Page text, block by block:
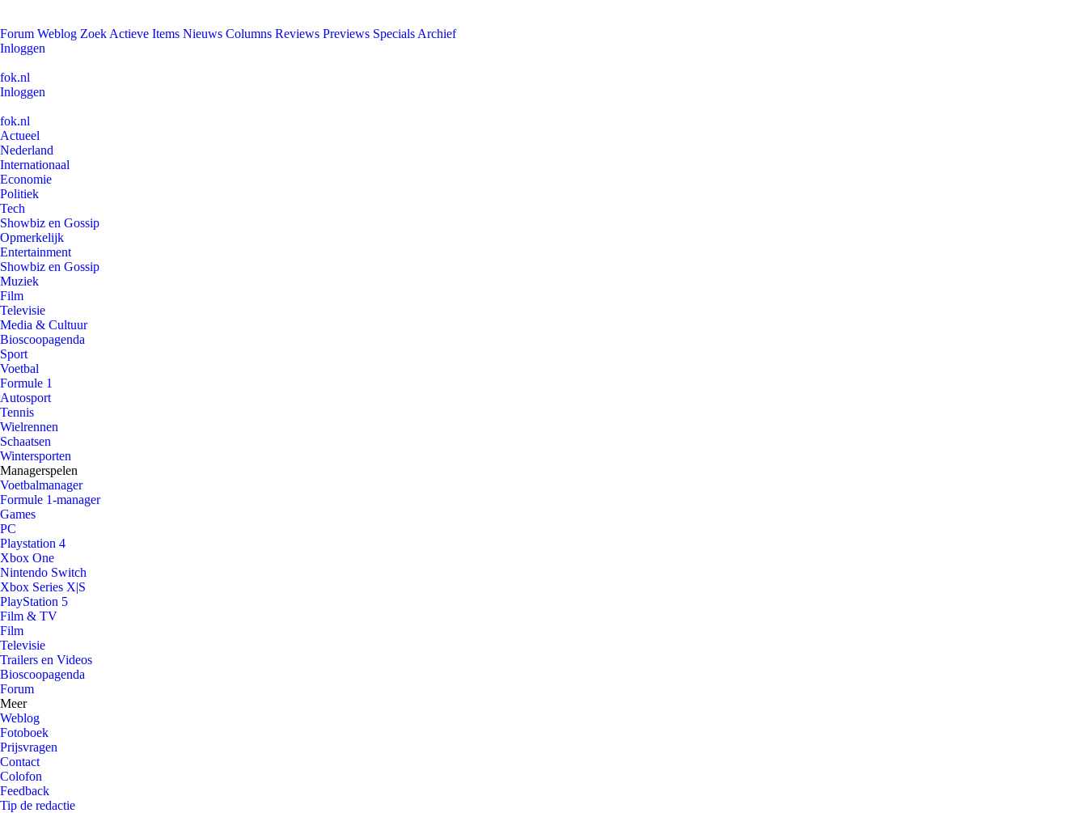
Forum Weblog Zoek Actieve Items Nieuws Columns Reviews Previews Specials Archief
Inloggen
fok.nl
Inloggen
fok.nl
Actueel
Nederland
Internationaal
Economie
Politiek
Tech
Showbiz en Gossip
Opmerkelijk
Entertainment
Showbiz en Gossip
Muziek
Film
Televisie
Media & Cultuur
Bioscoopagenda
Sport
Voetbal
Formule 1
Autosport
Tennis
Wielrennen
Schaatsen
Wintersporten
Managerspelen
Voetbalmanager
Formule 1-manager
Games
PC
Playstation 4
Xbox One
Nintendo Switch
Xbox Series X|S
PlayStation 5
Film & TV
Film
Televisie
Trailers en Videos
Bioscoopagenda
Forum
Meer
Weblog
Fotoboek
Prijsvragen
Contact
Colofon
Feedback
Tip de redactie